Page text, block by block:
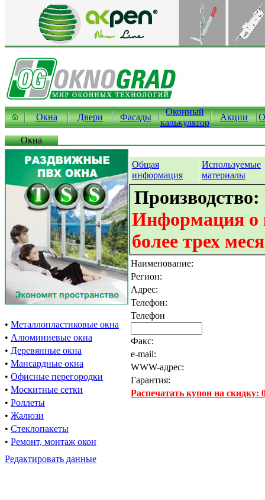
Окна Двери Фасады
Оконный
калькулятор
Акции
Окна
• Металлопластиковые окна
• Алюминиевые окна
• Деревянные окна
• Мансардные окна
• Офисные перегородки
• Москитные сетки
• Роллеты
• Жалюзи
• Стеклопакеты
• Ремонт, монтаж окон
Общая
информация
Используемые
материалы
Информация о
более трех
Наименование:
Регион:
Адрес:
Телефон:
Телефон
Факс:
e-mail:
WWW-адрес:
Гарантия:
Распечатать купон на скидку:
Редактировать данные